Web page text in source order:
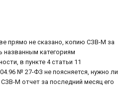
прямо не сказано, копию СЗВ-М за
названным категориям
в пункте 4 статьи 11
№ 27-ФЗ не поясняется, нужно ли
М отчет за последний месяц его